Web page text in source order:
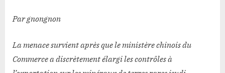
des
tarifs
Par gnongnon
La menace survient après que le ministère chinois du
Commerce a discrètement élargi les contrôles à